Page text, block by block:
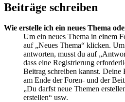
Beiträge schreiben
Wie erstelle ich ein neues Thema
Um ein neues Thema in einem
auf „Neues Thema“ klicken.
antworten, musst du auf
dass eine Registrierung
Beitrag schreiben kannst.
am Ende der Foren- und der
„Du darfst neue Themen
erstellen“ usw.